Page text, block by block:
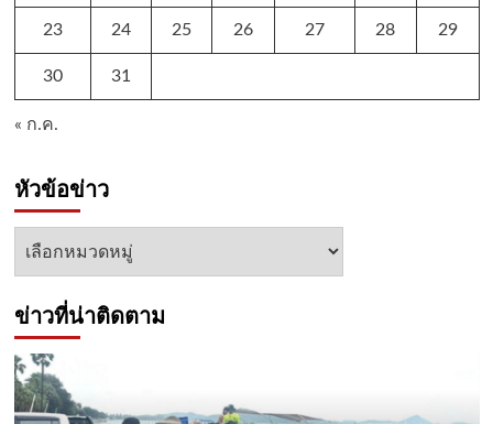
23 24 25 26 27 28 29
30 31
« ก.ค.
หัวข้อข่าว
หัวข้อ
ข่าวที่น่าติดตาม